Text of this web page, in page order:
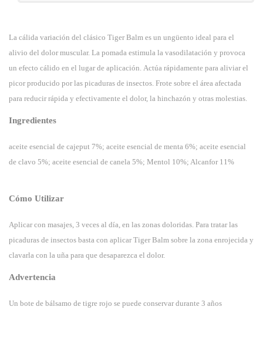
La cálida variación del clásico Tiger Balm es un ungüento ideal para el
alivio del dolor muscular. La pomada estimula la vasodilatación y provoca
un efecto cálido en el lugar de aplicación. Actúa rápidamente para aliviar el
picor producido por las picaduras de insectos. Frote sobre el área afectada
para reducir rápida y efectivamente el dolor, la hinchazón y otras molestias.
Ingredientes
aceite esencial de cajeput 7%; aceite esencial de menta 6%; aceite esencial
de clavo 5%; aceite esencial de canela 5%; Mentol 10%; Alcanfor 11%
Cómo Utilizar
Aplicar con masajes, 3 veces al día, en las zonas doloridas. Para tratar las
picaduras de insectos basta con aplicar Tiger Balm sobre la zona enrojecida y
clavarla con la uña para que desaparezca el dolor.
Advertencia
Un bote de bálsamo de tigre rojo se puede conservar durante 3 años